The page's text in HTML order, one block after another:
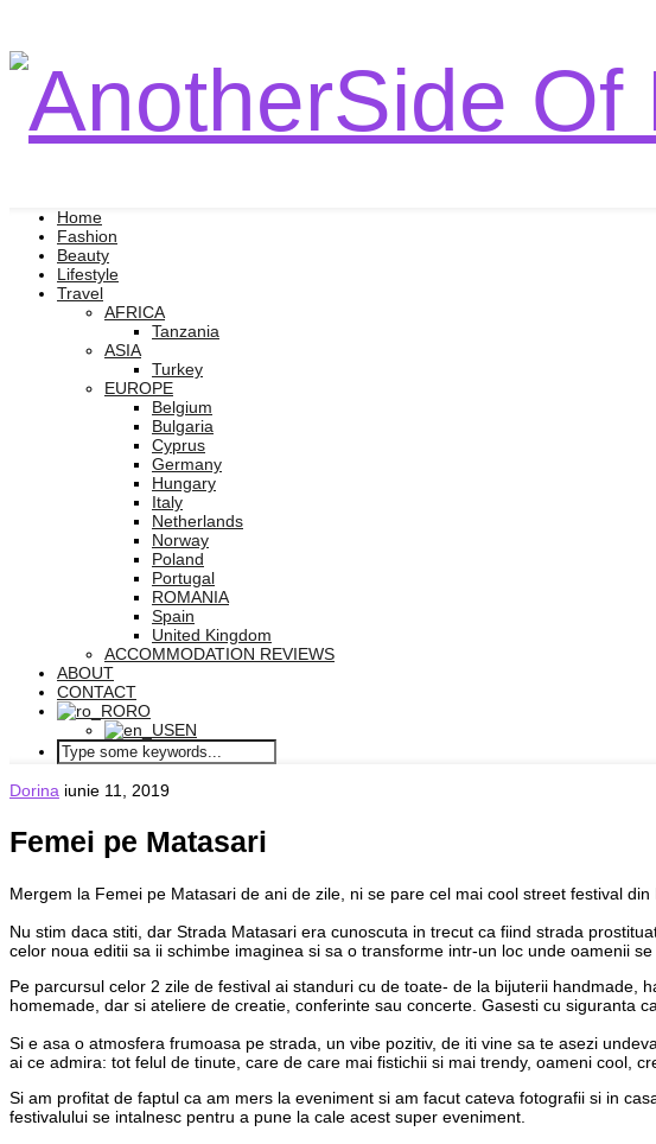
Home
Fashion
Beauty
Lifestyle
Travel
AFRICA
Tanzania
ASIA
Turkey
EUROPE
Belgium
Bulgaria
Cyprus
Germany
Hungary
Italy
Netherlands
Norway
Poland
Portugal
ROMANIA
Spain
United Kingdom
ACCOMMODATION REVIEWS
ABOUT
CONTACT
RO
EN
Dorina iunie 11, 2019
Femei pe Matasari
Mergem la Femei pe Matasari de ani de zile, ni se pare cel mai cool street festival din
Nu stim daca stiti, dar Strada Matasari era cunoscuta in trecut ca fiind strada
celor noua editii sa ii schimbe imaginea si sa o transforme intr-un loc unde oamenii
Pe parcursul celor 2 zile de festival ai standuri cu de toate- de la bijuterii handmade,
homemade, dar si ateliere de creatie, conferinte sau concerte. Gasesti cu siguranta
Si e asa o atmosfera frumoasa pe strada, un vibe pozitiv, de iti vine sa te asezi
ai ce admira: tot felul de tinute, care de care mai fistichii si mai trendy, oameni cool,
Si am profitat de faptul ca am mers la eveniment si am facut cateva fotografii si in
festivalului se intalnesc pentru a pune la cale acest super eveniment.